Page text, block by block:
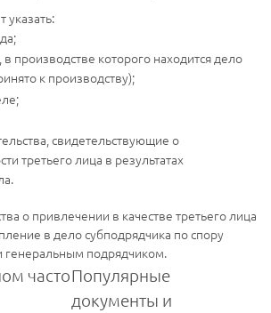
указать:
в производстве которого находится дело
к производству);
свидетельствующие о
третьего лица в результатах
о привлечении в качестве третьего лица
в дело субподрядчика по спору
генеральным подрядчиком.
частоПопулярные
документы и